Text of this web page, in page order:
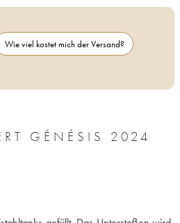
Wie viel kostet mich der Versand?
GÉNÉSIS 2024